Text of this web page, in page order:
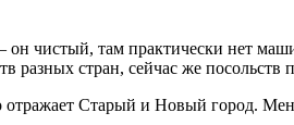
чистый, там практически нет
разных стран, сейчас же посольств
отражает Старый и Новый город.